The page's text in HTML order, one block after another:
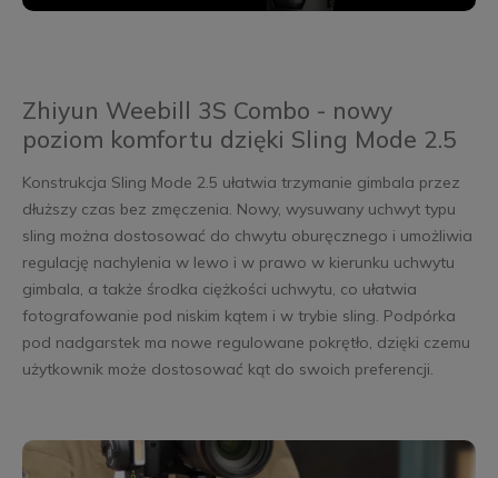
Zhiyun Weebill 3S Combo - nowy
poziom komfortu dzięki Sling Mode 2.5
Konstrukcja Sling Mode 2.5 ułatwia trzymanie gimbala przez
dłuższy czas bez zmęczenia. Nowy, wysuwany uchwyt typu
sling można dostosować do chwytu oburęcznego i umożliwia
regulację nachylenia w lewo i w prawo w kierunku uchwytu
gimbala, a także środka ciężkości uchwytu, co ułatwia
fotografowanie pod niskim kątem i w trybie sling. Podpórka
pod nadgarstek ma nowe regulowane pokrętło, dzięki czemu
użytkownik może dostosować kąt do swoich preferencji.